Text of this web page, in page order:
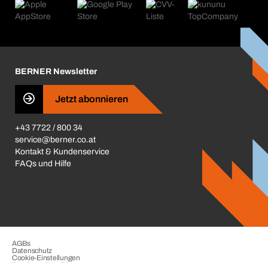
Produktfinder
Kataloge & Broschüren
Was uns antreibt
Presse
Business Conduct
BERNER Newsletter
Jetzt abonnieren
+43 7722 / 800 34
service@berner.co.at
Kontakt & Kundenservice
FAQs und Hilfe
AGBs
Datenschutz
Cookie-Einstellungen
Beschwerdeverfahren